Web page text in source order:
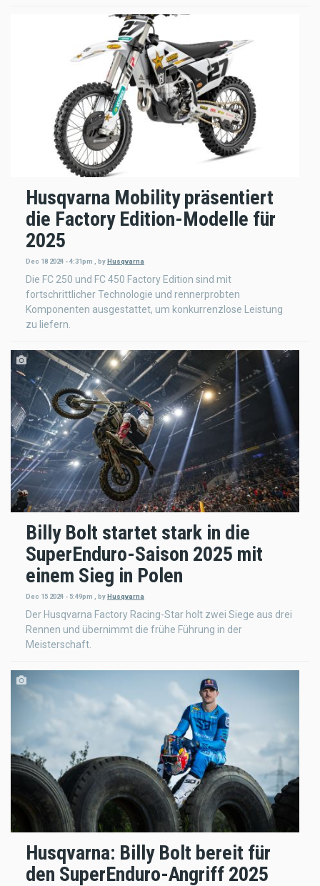
Husqvarna Mobility präsentiert
die Factory Edition-Modelle für
2025
Dec 18 2024 - 4:31pm byHusqvarna
Die FC 250 und FC 450 Factory Edition sind mit
fortschrittlicher Technologie und rennerprobten
Komponenten ausgestattet, um konkurrenzlose Leistung
zu liefern.
Billy Bolt startet stark in die
SuperEnduro-Saison 2025 mit
einem Sieg in Polen
Dec 15 2024 - 5:49pm byHusqvarna
Der Husqvarna Factory Racing-Star holt zwei Siege aus drei
Rennen und übernimmt die frühe Führung in der
Meisterschaft.
Husqvarna: Billy Bolt bereit für
den SuperEnduro-Angriff 2025